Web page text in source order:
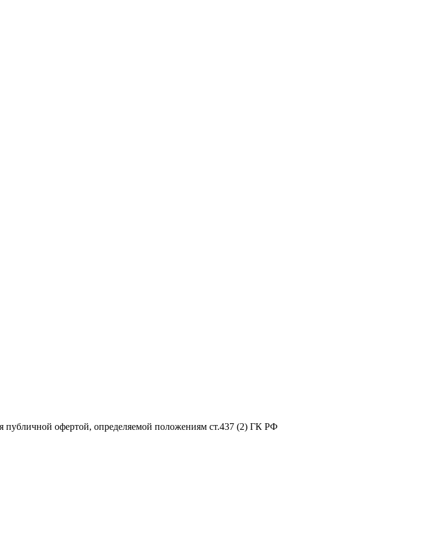
публичной офертой, определяемой положениям ст.437 (2) ГК РФ